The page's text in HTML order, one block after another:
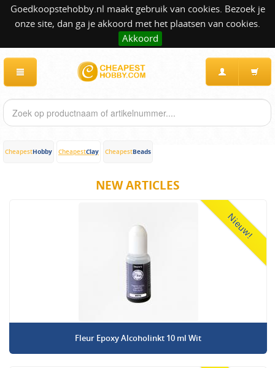
Goedkoopstehobby.nl maakt gebruik van cookies. Bezoek je
onze site, dan ga je akkoord met het plaatsen van cookies.
Akkoord
CheapestHobby CheapestClay CheapestBeads
NEW ARTICLES
Nieuw!
Fleur Epoxy Alcoholinkt 10 ml Wit